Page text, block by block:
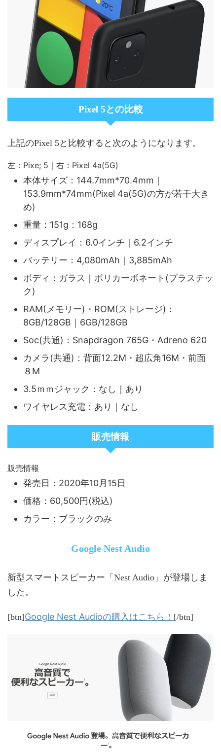
Pixel 5との比較
上記のPixel 5と比較すると次のようになります。
左：Pixe; 5｜右：Pixel 4a(5G)
本体サイズ：144.7mm*70.4mm｜
153.9mm*74mm(Pixel 4a(5G)の方が若干大き
め)
重量：151g：168g
ディスプレイ：6.0インチ｜6.2インチ
バッテリー：4,080mAh｜3,885mAh
ボディ：ガラス｜ポリカーボネート(プラスチッ
ク)
RAM(メモリー)・ROM(ストレージ)：
8GB/128GB｜6GB/128GB
Soc(共通)：Snapdragon 765G・Adreno 620
カメラ(共通)：背面12.2M・超広角16M・前面
８M
3.5ｍｍジャック：なし｜あり
ワイヤレス充電：あり｜なし
販売情報
販売情報
発売日：2020年10月15日
価格：60,500円(税込)
カラー：ブラックのみ
Google Nest Audio
新型スマートスピーカー「Nest Audio」が登場しま
した。
[btn]Google Nest Audioの購入はこちら！ [/btn]